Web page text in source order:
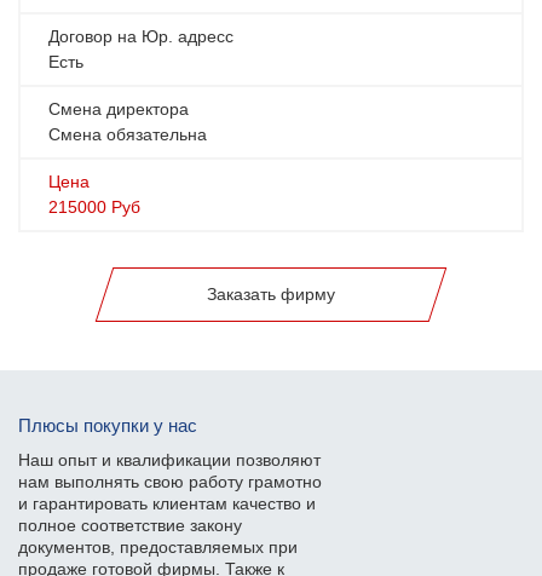
Договор на Юр. адресс
Есть
Смена директора
Смена обязательна
Цена
215000 Руб
Заказать фирму
Плюсы покупки у нас
Наш опыт и квалификации позволяют
нам выполнять свою работу грамотно
и гарантировать клиентам качество и
полное соответствие закону
документов, предоставляемых при
продаже готовой фирмы. Также к